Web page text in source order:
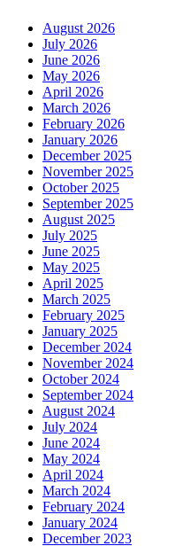
August 2026
July 2026
June 2026
May 2026
April 2026
March 2026
February 2026
January 2026
December 2025
November 2025
October 2025
September 2025
August 2025
July 2025
June 2025
May 2025
April 2025
March 2025
February 2025
January 2025
December 2024
November 2024
October 2024
September 2024
August 2024
July 2024
June 2024
May 2024
April 2024
March 2024
February 2024
January 2024
December 2023